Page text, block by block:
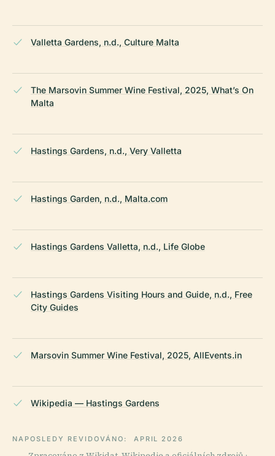
Valletta Gardens, n.d., Culture Malta
The Marsovin Summer Wine Festival, 2025, What’s On
Malta
Hastings Gardens, n.d., Very Valletta
Hastings Garden, n.d., Malta.com
Hastings Gardens Valletta, n.d., Life Globe
Hastings Gardens Visiting Hours and Guide, n.d., Free
City Guides
Marsovin Summer Wine Festival, 2025, AllEvents.in
Wikipedia — Hastings Gardens
NAPOSLEDY REVIDOVÁNO: APRIL 2026